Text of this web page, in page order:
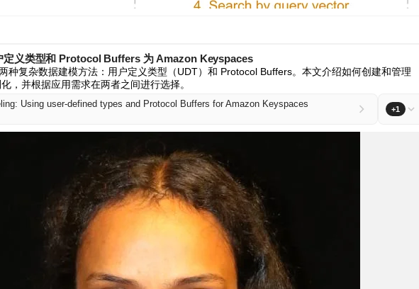
定义类型和 Protocol Buffers 为 Amazon Keyspaces
种复杂数据建模方法：用户定义类型（UDT）和 Protocol Buffers。本文介绍如何创建和管理
，并根据应用需求在两者之间进行选择。
Using user-defined types and Protocol Buffers for Amazon Keyspaces +1